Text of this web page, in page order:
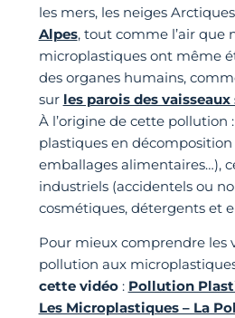
les mers, les neiges
Alpes, tout comme l’air que
microplastiques ont même
des organes humains,
sur les parois des
À l’origine de cette pollution
plastiques en
emballages alimentaires…),
industriels (accidentels ou
cosmétiques, détergents et
Pour mieux comprendre les
pollution aux
cette vidéo: Pollution
Les Microplastiques – La